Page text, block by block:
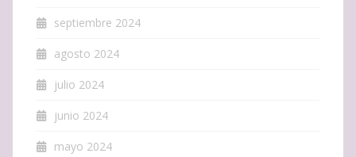
septiembre 2024
agosto 2024
julio 2024
junio 2024
mayo 2024